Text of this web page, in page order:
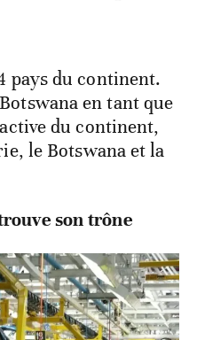
pays du continent.
en tant que
du continent,
le Botswana et la
son trône